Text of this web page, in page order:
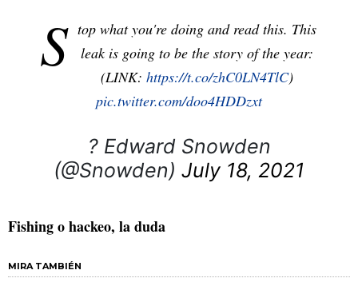
S top what you're doing and read this. This
leak is going to be the story of the year:
(LINK: https://t.co/zhC0LN4TlC)
pic.twitter.com/doo4HDDzxt
? Edward Snowden
(@Snowden) July 18, 2021
Fishing o hackeo, la duda
MIRA TAMBIÉN